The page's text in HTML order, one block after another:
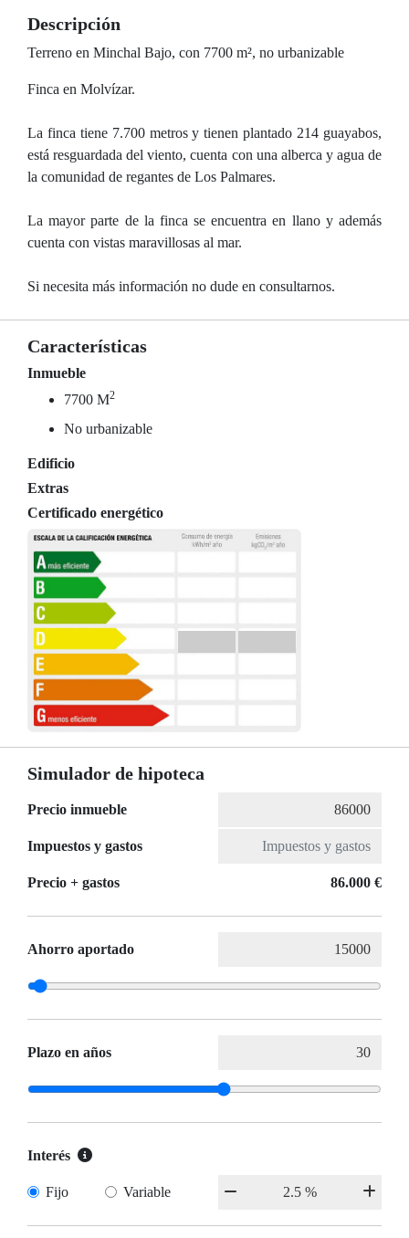
Descripción
Terreno en Minchal Bajo, con 7700 m², no urbanizable
Finca en Molvízar.
La finca tiene 7.700 metros y tienen plantado 214 guayabos,
está resguardada del viento, cuenta con una alberca y agua de
la comunidad de regantes de Los Palmares.
La mayor parte de la finca se encuentra en llano y además
cuenta con vistas maravillosas al mar.
Si necesita más información no dude en consultarnos.
Características
Inmueble
7700 M2
No urbanizable
Edificio
Extras
Certificado energético
Simulador de hipoteca
Precio inmueble
Impuestos y gastos
Precio + gastos 86.000 €
Ahorro aportado
Plazo en años
Interés
Fijo Variable